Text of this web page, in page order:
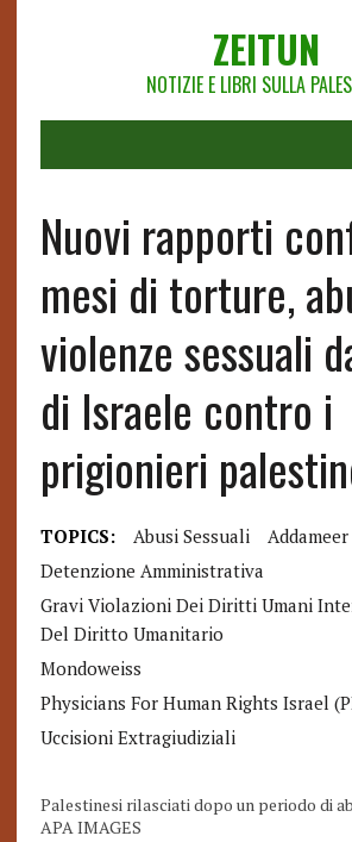
ZEITUN
NOTIZIE E LIBRI SULLA
Nuovi rapporti
mesi di torture,
violenze sessuali
di Israele contro i
prigionieri
TOPICS: Abusi Sessuali Addameer
Detenzione Amministrativa
Gravi Violazioni Dei Diritti Umani
Del Diritto Umanitario
Mondoweiss
Physicians For Human Rights Israel
Uccisioni Extragiudiziali
Palestinesi rilasciati dopo un periodo di
APA IMAGES